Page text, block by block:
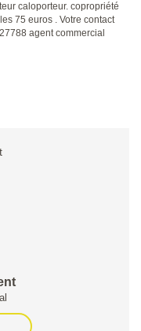
caloporteur. copropriété
75 euros . Votre contact
agent commercial